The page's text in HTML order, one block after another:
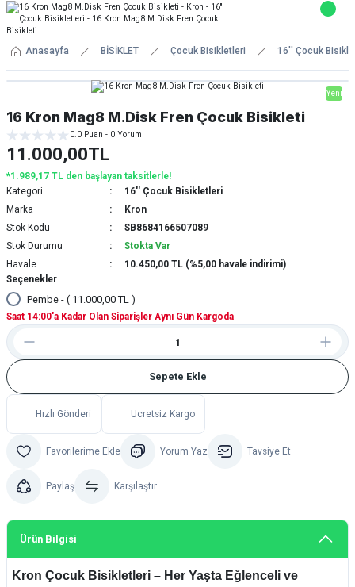
Anasayfa BİSİKLET Çocuk Bisikletleri 16'' Çocuk
Yeni
16 Kron Mag8 M.Disk Fren Çocuk Bisikleti
0.0 Puan - 0 Yorum
11.000,00TL
*1.989,17 TL den başlayan taksitlerle!
Kategori
16'' Çocuk Bisikletleri
Marka
Kron
Stok Kodu
SB8684166507089
Stok Durumu
Stokta Var
Havale
10.450,00 TL (%5,00 havale indirimi)
Saat 14:00'a Kadar Olan Siparişler Aynı Gün Kargoda
Seçenekler
Pembe - ( 11.000,00 TL )
Sepete Ekle
Hızlı Gönderi Ücretsiz Kargo
Yorum Yaz Tavsiye Et
Paylaş Karşılaştır
Ürün Bilgisi
Kron Çocuk Bisikletleri – Her Yaşta Eğlenceli ve